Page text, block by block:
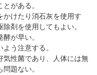
がある。
かけたり消石灰を使用す
剤を使用してもよい。
が早い。
う注意する。
気性菌であり、人体には無
題ない。